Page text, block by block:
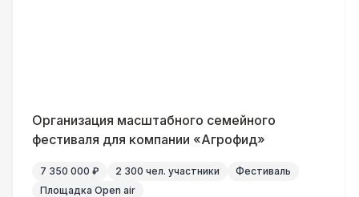
Санитайзер (100 чел.)
Выездной гардероб 6 500 Р
Организация масштабного семейного
фестиваля для компании «Агрофид»
7 350 000 ₽ 2 300 чел. участники
Фестиваль
Площадка Open air